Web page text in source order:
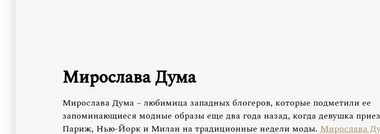
Мирослава Дума
Мирослава Дума – любимица западных блогеров, которые подметили ее
запоминающиеся модные образы еще два года назад, когда девушка
Париж, Нью-Йорк и Милан на традиционные недели моды.Мирослава